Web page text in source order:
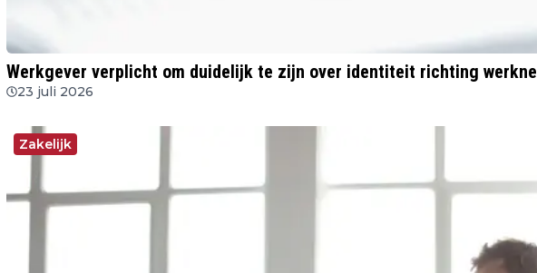
Werkgever verplicht om duidelijk te zijn over identiteit richting
23 juli 2026
Zakelijk